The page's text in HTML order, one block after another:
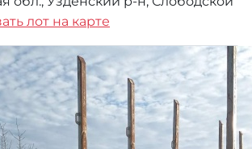
лот на карте